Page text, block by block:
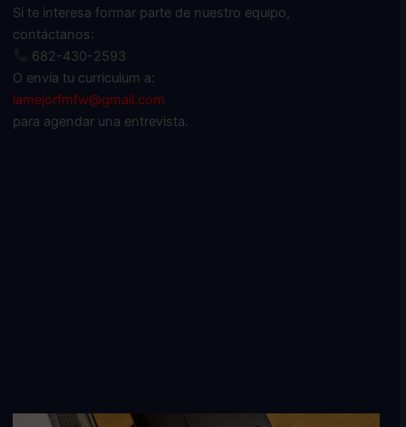
Si te interesa formar parte de nuestro equipo,
contáctanos:
682-430-2593
O envía tu curriculum a:
lamejorfmfw@gmail.com
para agendar una entrevista.